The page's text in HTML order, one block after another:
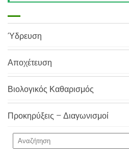
Ύδρευση
Αποχέτευση
Βιολογικός Καθαρισμός
Προκηρύξεις – Διαγωνισμοί